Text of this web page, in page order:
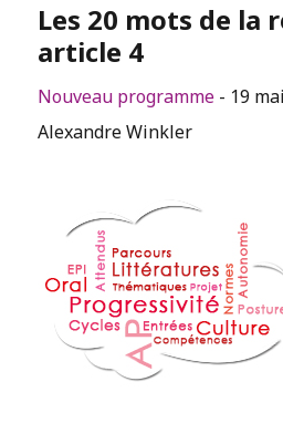
Les 20 mots de la
article 4
Nouveau programme - 19
Alexandre Winkler